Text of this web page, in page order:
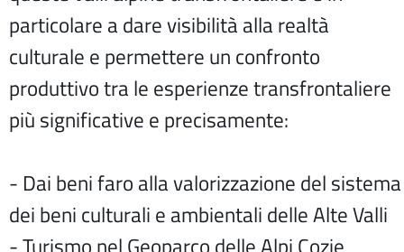
particolare a dare visibilità alla realtà
culturale e permettere un confronto
produttivo tra le esperienze transfrontaliere
più significative e precisamente:
- Dai beni faro alla valorizzazione del sistema
dei beni culturali e ambientali delle Alte Valli